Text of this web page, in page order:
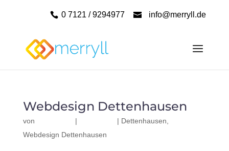
0 7121 / 9294977 info@merryll.de
Webdesign Dettenhausen
von | | Dettenhausen
Webdesign Dettenhausen